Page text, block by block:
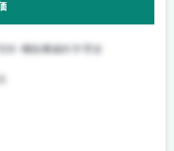
科 機能機械科学専攻